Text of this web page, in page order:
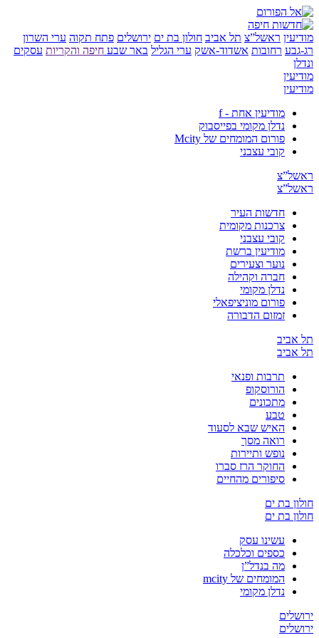
ראשל”צ תל אביב חולון בת ים ירושלים פתח תקוה ערי השרון
רחובות אשדוד-אשק ערי הגליל באר שבעחיפה והקריות עסקים
מודיעין אחת - f
נדלן מקומי בפייסבוק
פורום המומחים של Mcity
קובי עצבני
חדשות העיר
צרכנות מקומית
קובי עצבני
מודיעין ברשת
נוער וצעירים
חברה וקהילה
נדלן מקומי
פורום מוניציפאלי
זמזום הדבורה
תרבות ופנאי
הורוסקופ
מתכונים
טבע
האיש שבא לסעוד
רואה מסך
נופש ותיירות
החוקר הרז סברו
סיפורים מהחיים
בת ים
בת ים
עשינו עסק
כספים וכלכלה
מה בנדל”ן
המומחים של mcity
נדלן מקומי